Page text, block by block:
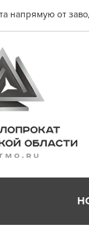
напрямую от